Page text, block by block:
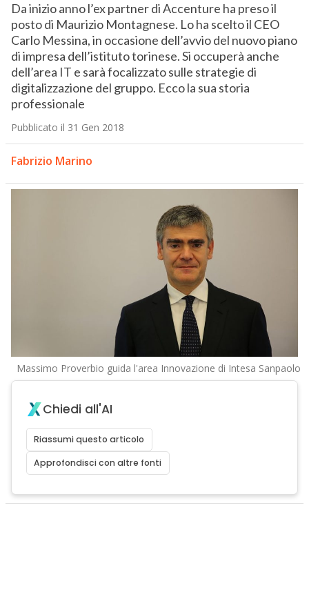
Da inizio anno l’ex partner di Accenture ha preso il
posto di Maurizio Montagnese. Lo ha scelto il CEO
Carlo Messina, in occasione dell’avvio del nuovo piano
di impresa dell’istituto torinese. Si occuperà anche
dell’area IT e sarà focalizzato sulle strategie di
digitalizzazione del gruppo. Ecco la sua storia
professionale
Pubblicato il 31 Gen 2018
Fabrizio Marino
Massimo Proverbio guida l'area Innovazione di Intesa Sanpaolo
Chiedi all'AI
Riassumi questo articolo
Approfondisci con altre fonti